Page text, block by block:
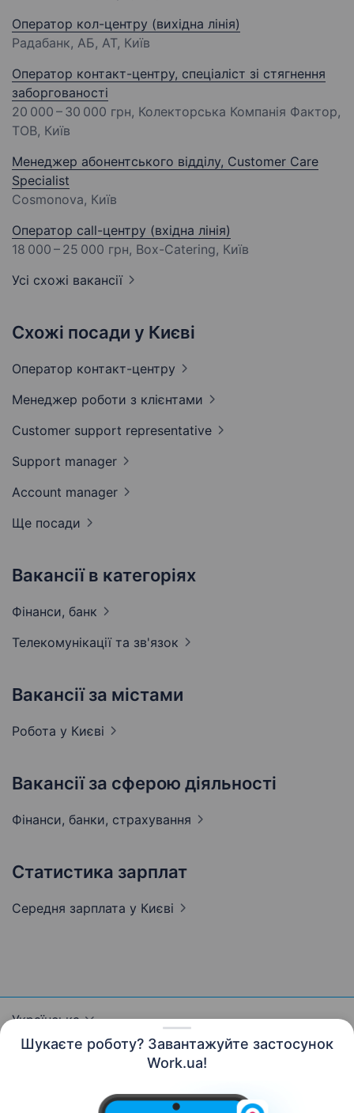
Шукаєте роботу? Завантажуйте застосунок
Work.ua!
Оператор кол-центру (вихідна лінія)
Радабанк, АБ, АТ, Київ
Оператор контакт-центру, спеціаліст зі стягнення
заборгованості
20 000 – 30 000 грн, Колекторська Компанія Фактор,
ТОВ, Київ
Менеджер абонентського відділу, Customer Care
Specialist
Cosmonova, Київ
Оператор call-центру (вхідна лінія)
18 000 – 25 000 грн, Box-Catering, Київ
Усі схожі вакансії
Схожі посади у Києві
Оператор контакт-центру
Менеджер роботи з клієнтами
Customer support representative
Support manager
Account manager
Ще посади
Вакансії в категоріях
Фінанси, банк
Телекомунікації та зв'язок
Вакансії за містами
Робота у Києві
Вакансії за сферою діяльності
Фінанси, банки, страхування
Статистика зарплат
Середня зарплата у Києві
Українська